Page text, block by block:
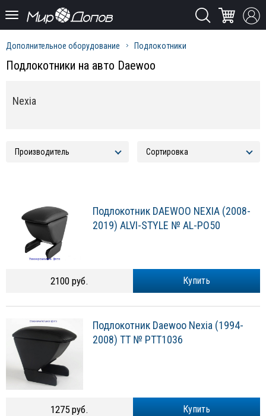
Дополнительное оборудование Подлокотники
Подлокотники на авто Daewoo
Nexia
Подлокотник DAEWOO NEXIA (2008-
2019) ALVI-STYLE № AL-PO50
Купить
2100 руб.
Подлокотник Daewoo Nexia (1994-
2008) TT № PTT1036
Купить
1275 руб.